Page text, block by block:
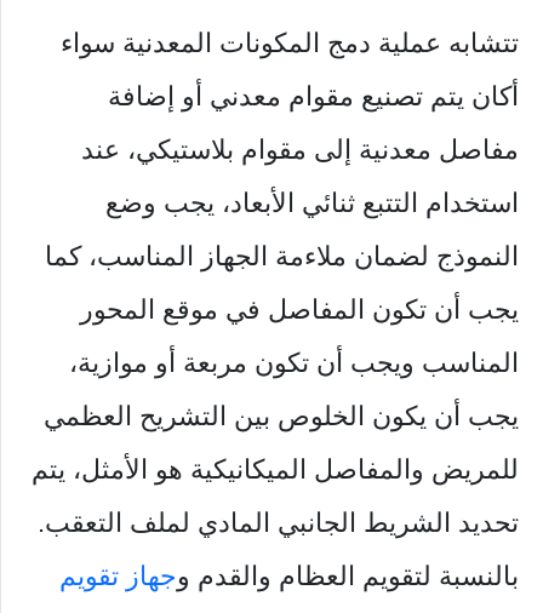
تتشابه عملية دمج المكونات المعدنية سواء
أكان يتم تصنيع مقوام معدني أو إضافة
مفاصل معدنية إلى مقوام بلاستيكي، عند
استخدام التتبع ثنائي الأبعاد، يجب وضع
النموذج لضمان ملاءمة الجهاز المناسب، كما
يجب أن تكون المفاصل في موقع المحور
المناسب ويجب أن تكون مربعة أو موازية،
يجب أن يكون الخلوص بين التشريح العظمي
للمريض والمفاصل الميكانيكية هو الأمثل، يتم
تحديد الشريط الجانبي المادي لملف التعقب.
بالنسبة لتقويم العظام والقدم وجهاز تقويم